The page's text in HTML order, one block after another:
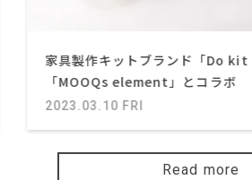
家具製作キットブランド「Do
「MOOQs element」とコラボ
2023.03.10 FRI
Read more